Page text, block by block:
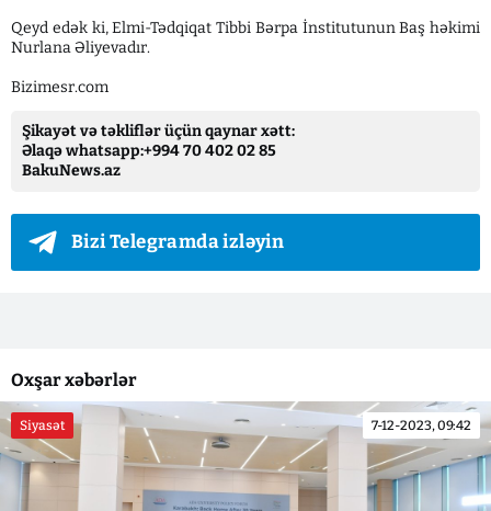
Qeyd edək ki, Elmi-Tədqiqat Tibbi Bərpa İnstitutunun Baş həkimi
Nurlana Əliyevadır.
Bizimesr.com
Şikayət və təkliflər üçün qaynar xətt:
Əlaqə whatsapp:+994 70 402 02 85
BakuNews.az
Bizi Telegramda izləyin
Oxşar xəbərlər
Siyasət 7-12-2023, 09:42